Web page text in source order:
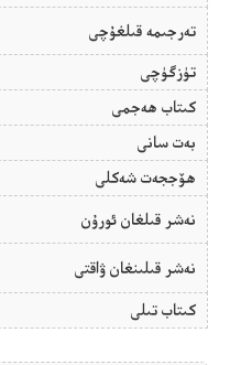
تەرجىمە قىلغۇچى
تۈزگۈچى
كىتاب ھەجمى
بەت سانى
ھۆججەت شەكلى
نەشر قىلغان ئورۇن
نەشر قىلىنغان ۋاقتى
كىتاب تىلى